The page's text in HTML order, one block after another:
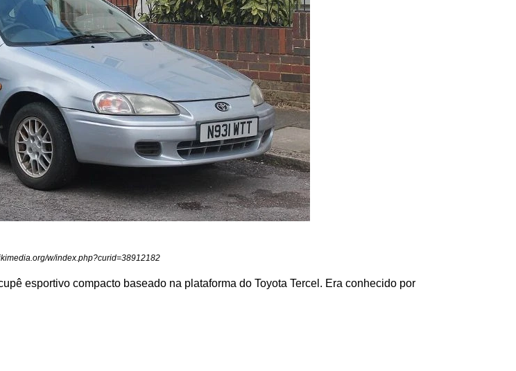
w/index.php?curid=38912182
esportivo compacto baseado na plataforma do Toyota Tercel. Era conhecido por